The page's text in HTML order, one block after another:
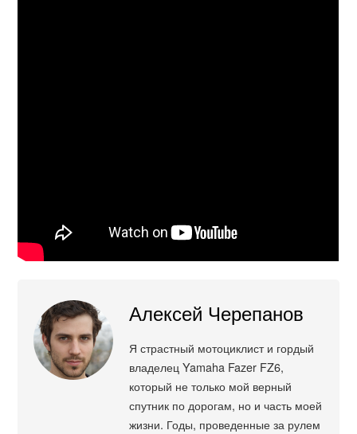
Алексей Черепанов
Я страстный мотоциклист и гордый
владелец Yamaha Fazer FZ6,
который не только мой верный
спутник по дорогам, но и часть моей
жизни. Годы, проведенные за рулем